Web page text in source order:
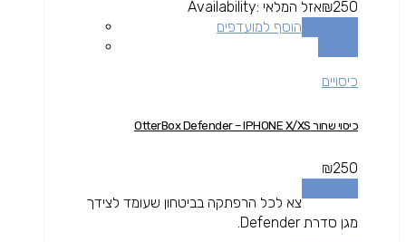
₪250
Availability: אזל המלאי
הוסף למועדפים
כיסויים
כיסוי שחור OtterBox Defender – IPHONE X/XS
₪250
צא לכל הרפתקה בביטחון שעומד לצידך
מגן סדרת Defender.